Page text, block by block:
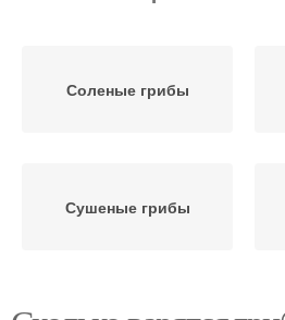
Соленые грибы
Сушеные грибы